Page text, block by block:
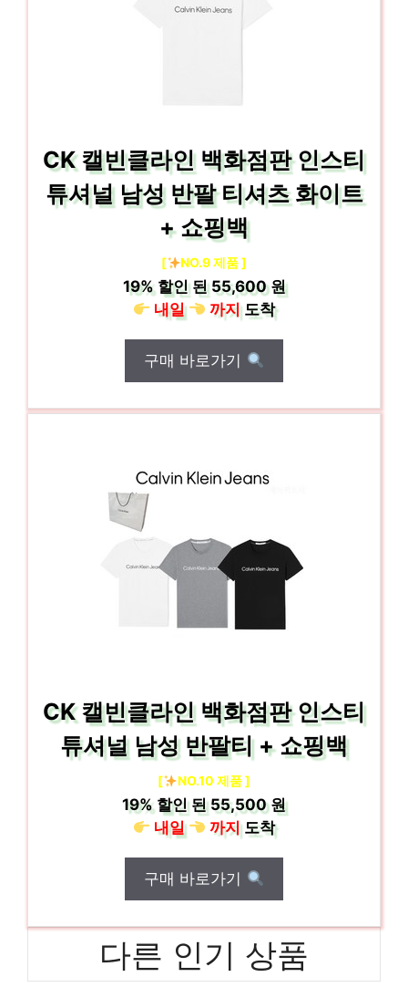
CK 캘빈클라인 백화점판 인스티
튜셔널 남성 반팔 티셔츠 화이트
+ 쇼핑백
[ NO.9 제품 ]
19%할인 된55,600 원
내일
까지도착
구매 바로가기
CK 캘빈클라인 백화점판 인스티
튜셔널 남성 반팔티 + 쇼핑백
[ NO.10 제품 ]
19%할인 된55,500 원
내일
까지도착
구매 바로가기
다른 인기 상품
데무